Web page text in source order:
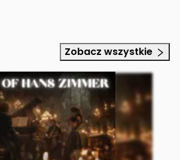
Zobacz wszystkie